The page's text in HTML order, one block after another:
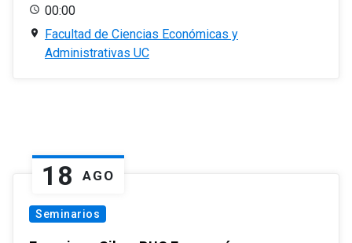
00:00
Facultad de Ciencias Económicas y
Administrativas UC
18 AGO
Seminarios